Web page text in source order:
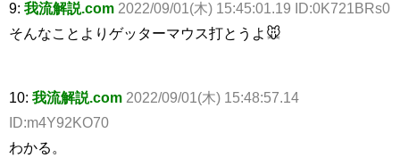
9: 我流解説.com 2022/09/01(木) 15:45:01.19 ID:0K721BRs0
そんなことよりゲッターマウス打とうよ🐭
10: 我流解説.com 2022/09/01(木) 15:48:57.14
ID:m4Y92KO70
わかる。